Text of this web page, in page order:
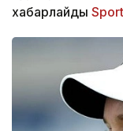
хабарлайды